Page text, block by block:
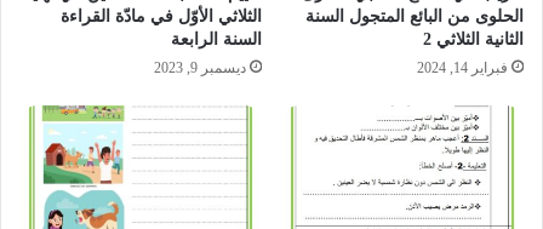
الحلوى من البائع المتجول السنة
الثانية الثلاثي 2
فبراير 14, 2024
الثلاثي الأوّل في مادّة القراءة
السنة الرابعة
ديسمبر 9, 2023